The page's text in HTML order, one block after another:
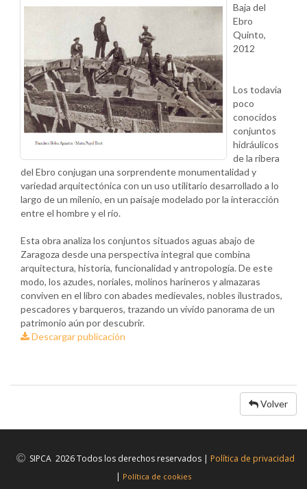
Baja del
Ebro
Quinto,
2012
Los todavía
poco
conocidos
conjuntos
hidráulicos
de la ribera
del Ebro conjugan una sorprendente monumentalidad y
variedad arquitectónica con un uso utilitario desarrollado a lo
largo de un milenio, en un paisaje modelado por la interacción
entre el hombre y el río.
Esta obra analiza los conjuntos situados aguas abajo de
Zaragoza desde una perspectiva integral que combina
arquitectura, historia, funcionalidad y antropología. De este
modo, los azudes, noriales, molinos harineros y almazaras
conviven en el libro con abades medievales, nobles ilustrados,
pescadores y barqueros, trazando un vívido panorama de un
patrimonio aún por descubrir.
Descargar publicación
Volver
SIPCA 2026 Todos los derechos reservados | Política de privacidad
| Política de cookies